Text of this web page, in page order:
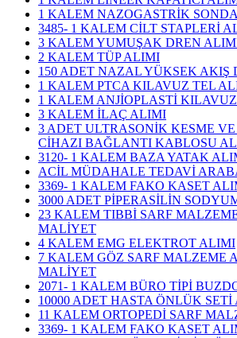
1 KALEM NAZOGASTRİK
3485- 1 KALEM CİLT STAPLERİ
3 KALEM YUMUŞAK DREN
2 KALEM TÜP ALIMI
150 ADET NAZAL YÜKSEK AKIŞ
1 KALEM PTCA KILAVUZ TEL
1 KALEM ANJİOPLASTİ
3 KALEM İLAÇ ALIMI
3 ADET ULTRASONİK KESME
CİHAZI BAĞLANTI KABLOSU
3120- 1 KALEM BAZA YATAK
ACİL MÜDAHALE TEDAVİ
3369- 1 KALEM FAKO KASET
3000 ADET PİPERASİLİN
23 KALEM TIBBİ SARF
MALİYET
4 KALEM EMG ELEKTROT ALIMI
7 KALEM GÖZ SARF MALZEME
MALİYET
2071- 1 KALEM BÜRO TİPİ
10000 ADET HASTA ÖNLÜK
11 KALEM ORTOPEDİ SARF
3369- 1 KALEM FAKO KASET